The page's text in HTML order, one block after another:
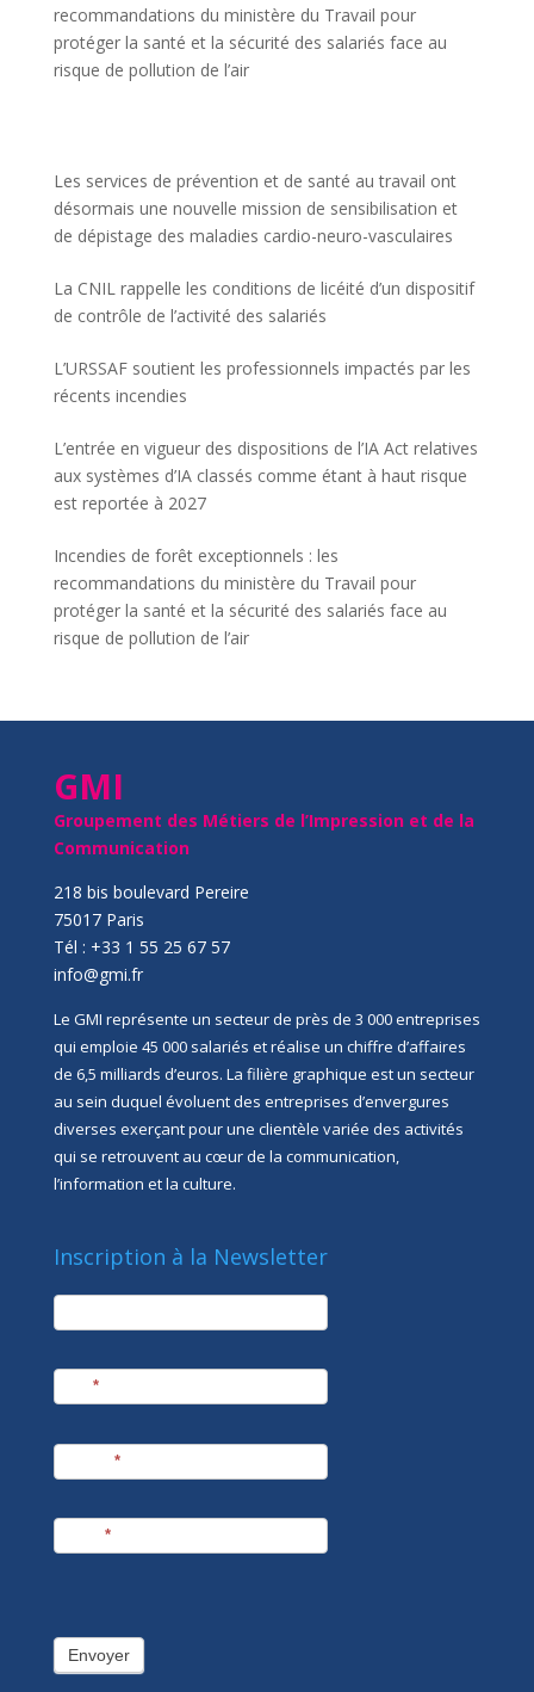
recommandations du ministère du Travail pour
protéger la santé et la sécurité des salariés face au
risque de pollution de l’air
Les services de prévention et de santé au travail ont
désormais une nouvelle mission de sensibilisation et
de dépistage des maladies cardio-neuro-vasculaires
La CNIL rappelle les conditions de licéité d’un dispositif
de contrôle de l’activité des salariés
L’URSSAF soutient les professionnels impactés par les
récents incendies
L’entrée en vigueur des dispositions de l’IA Act relatives
aux systèmes d’IA classés comme étant à haut risque
est reportée à 2027
Incendies de forêt exceptionnels : les
recommandations du ministère du Travail pour
protéger la santé et la sécurité des salariés face au
risque de pollution de l’air
GMI
Groupement des Métiers de l’Impression et de la
Communication
218 bis boulevard Pereire
75017 Paris
Tél : +33 1 55 25 67 57
info@gmi.fr
Le GMI représente un secteur de près de 3 000 entreprises
qui emploie 45 000 salariés et réalise un chiffre d’affaires
de 6,5 milliards d’euros. La filière graphique est un secteur
au sein duquel évoluent des entreprises d’envergures
diverses exerçant pour une clientèle variée des activités
qui se retrouvent au cœur de la communication,
l’information et la culture.
Inscription à la Newsletter
newsletter
*
*
*
Envoyer